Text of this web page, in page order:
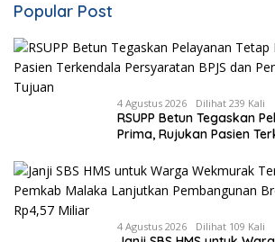
Popular Post
4 Agustus 2026 Dilihat 239 Kali
RSUPP Betun Tegaskan
Prima, Rujukan Pasien
Tujuan
4 Agustus 2026 Dilihat 109 Kali